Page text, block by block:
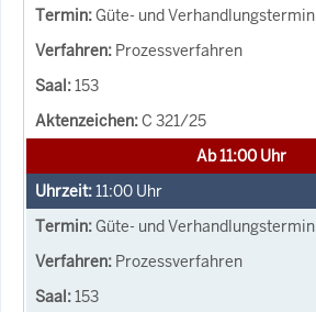
Güte- und Verhandlungstermin
Prozessverfahren
153
C 321/25
Ab 11:00 Uhr
11:00 Uhr
Güte- und Verhandlungstermin
Prozessverfahren
153